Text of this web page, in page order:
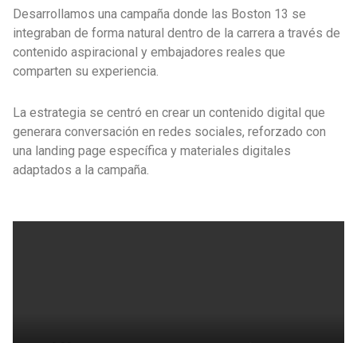
Desarrollamos una campaña donde las Boston 13 se
integraban de forma natural dentro de la carrera a través de
contenido aspiracional y embajadores reales que
comparten su experiencia.
La estrategia se centró en crear un contenido digital que
generara conversación en redes sociales, reforzado con
una landing page específica y materiales digitales
adaptados a la campaña.